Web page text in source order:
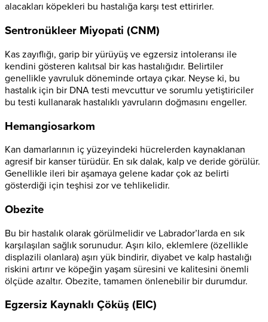
alacakları köpekleri bu hastalığa karşı test ettirirler.
Sentronükleer Miyopati (CNM)
Kas zayıflığı, garip bir yürüyüş ve egzersiz intoleransı ile
kendini gösteren kalıtsal bir kas hastalığıdır. Belirtiler
genellikle yavruluk döneminde ortaya çıkar. Neyse ki, bu
hastalık için bir DNA testi mevcuttur ve sorumlu yetiştiriciler
bu testi kullanarak hastalıklı yavruların doğmasını engeller.
Hemangiosarkom
Kan damarlarının iç yüzeyindeki hücrelerden kaynaklanan
agresif bir kanser türüdür. En sık dalak, kalp ve deride görülür.
Genellikle ileri bir aşamaya gelene kadar çok az belirti
gösterdiği için teşhisi zor ve tehlikelidir.
Obezite
Bu bir hastalık olarak görülmelidir ve Labrador’larda en sık
karşılaşılan sağlık sorunudur. Aşırı kilo, eklemlere (özellikle
displazili olanlara) aşırı yük bindirir, diyabet ve kalp hastalığı
riskini artırır ve köpeğin yaşam süresini ve kalitesini önemli
ölçüde azaltır. Obezite, tamamen önlenebilir bir durumdur.
Egzersiz Kaynaklı Çöküş (EIC)